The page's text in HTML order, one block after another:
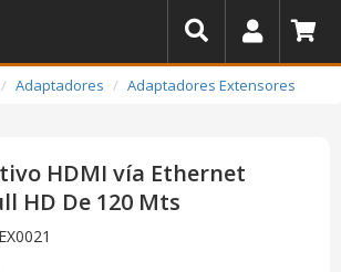
Adaptadores Adaptadores Extensores
HDMI vía Ethernet
HD De 120 Mts